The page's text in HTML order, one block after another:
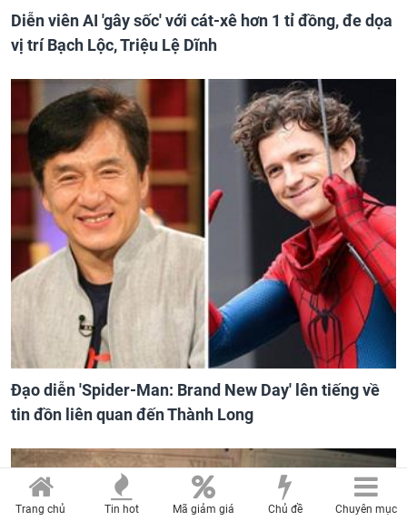
Diễn viên AI 'gây sốc' với cát-xê hơn 1 tỉ đồng, đe dọa
vị trí Bạch Lộc, Triệu Lệ Dĩnh
Đạo diễn 'Spider-Man: Brand New Day' lên tiếng về
tin đồn liên quan đến Thành Long
Trang chủ Tin hot Mã giảm giá Chủ đề Chuyên mục